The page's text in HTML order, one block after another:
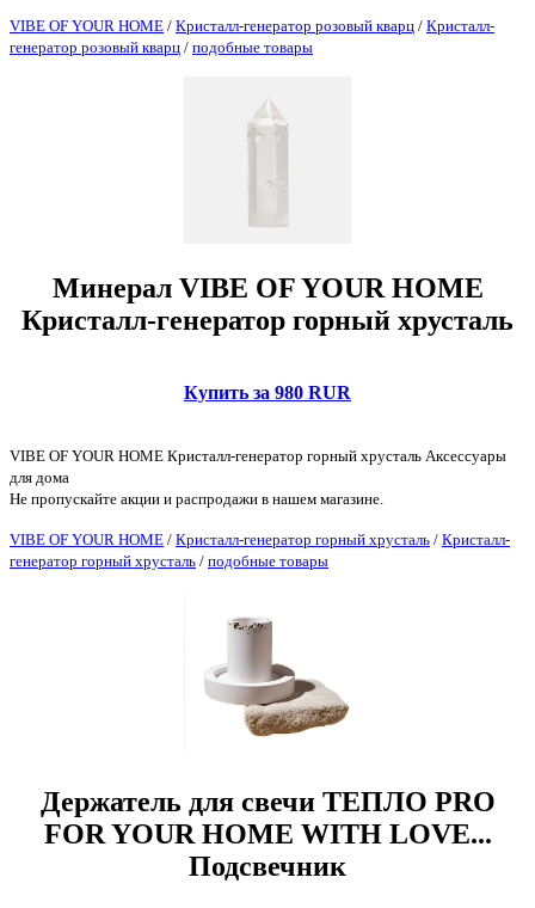
VIBE OF YOUR HOME / Кристалл-генератор розовый кварц / Кристалл-
генератор розовый кварц / подобные товары
Минерал VIBE OF YOUR HOME
Кристалл-генератор горный хрусталь
Купить за 980 RUR
VIBE OF YOUR HOME Кристалл-генератор горный хрусталь Аксессуары
для дома
Не пропускайте акции и распродажи в нашем магазине.
VIBE OF YOUR HOME / Кристалл-генератор горный хрусталь / Кристалл-
генератор горный хрусталь / подобные товары
Держатель для свечи ТЕПЛО PRO
FOR YOUR HOME WITH LOVE...
Подсвечник